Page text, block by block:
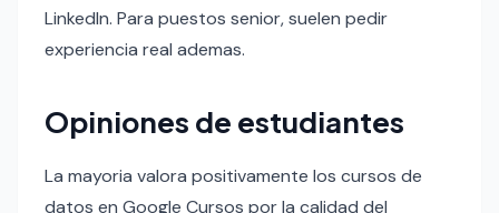
LinkedIn. Para puestos senior, suelen pedir
experiencia real ademas.
Opiniones de estudiantes
La mayoria valora positivamente los cursos de
datos en Google Cursos por la calidad del